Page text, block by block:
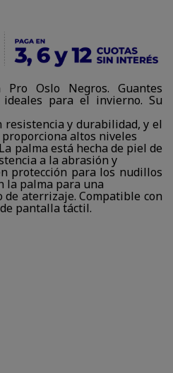
Oslo Negros. Guantes
para el invierno. Su
y durabilidad, y el
altos niveles
palma está hecha de piel de
a la abrasión y
protección para los nudillos
la palma para una
de aterrizaje. Compatible con
pantalla táctil.